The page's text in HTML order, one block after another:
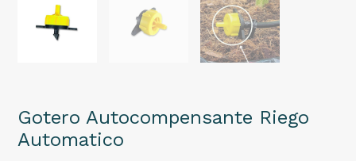
Gotero Autocompensante Riego
Automatico